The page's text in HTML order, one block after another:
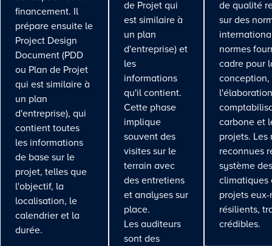
financement. Il
prépare ensuite le
Project Design
Document (PDD
ou Plan de Projet
qui est similaire à
un plan
d'entreprise), qui
contient toutes
les informations
de base sur le
projet, telles que
l'objectif, la
localisation, le
calendrier et la
durée.
de Projet qui
est similaire à
un plan
d'entreprise) et
les
informations
qu'il contient.
Cette phase
implique
souvent des
visites sur le
terrain avec
des entretiens
et analyses sur
place.
Les auditeurs
sont des
de qualité
sur des
normes
cadre pour
conception,
carbone et
projets. Les
reconnues
système
climatiques
projets
résilients,
crédibles.